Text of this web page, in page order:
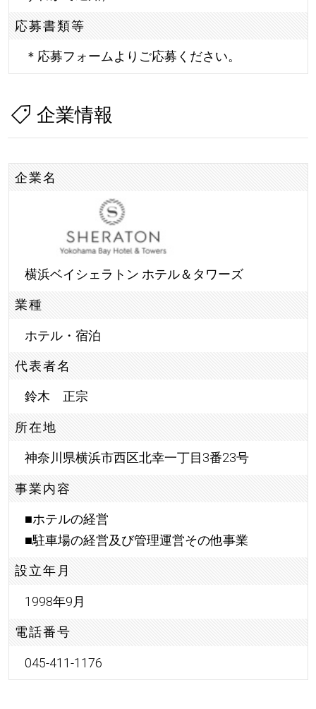
応募書類等
＊応募フォームよりご応募ください。
企業情報
企業名
横浜ベイシェラトン ホテル＆タワーズ
業種
ホテル・宿泊
代表者名
鈴木 正宗
所在地
神奈川県横浜市西区北幸一丁目3番23号
事業内容
■ホテルの経営
■駐車場の経営及び管理運営その他事業
設立年月
1998年9月
電話番号
045-411-1176